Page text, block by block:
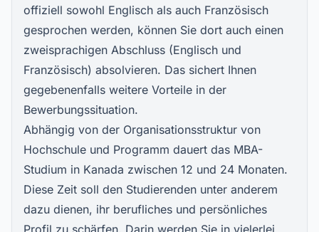
offiziell sowohl Englisch als auch Französisch
gesprochen werden, können Sie dort auch einen
zweisprachigen Abschluss (Englisch und
Französisch) absolvieren. Das sichert Ihnen
gegebenenfalls weitere Vorteile in der
Bewerbungssituation.
Abhängig von der Organisationsstruktur von
Hochschule und Programm dauert das MBA-
Studium in Kanada zwischen 12 und 24 Monaten.
Diese Zeit soll den Studierenden unter anderem
dazu dienen, ihr berufliches und persönliches